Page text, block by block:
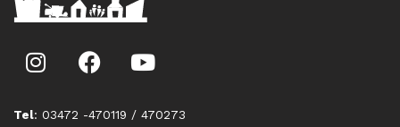
Tel: 03472 -470119 / 470273